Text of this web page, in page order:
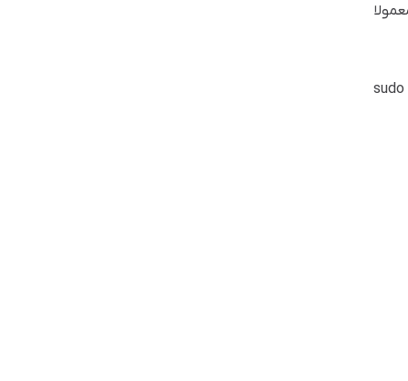
یاد می‌گیرید چگونه یک کاربر جدید در لینوکس ایجاد کنید، به آن دسترسی sudo